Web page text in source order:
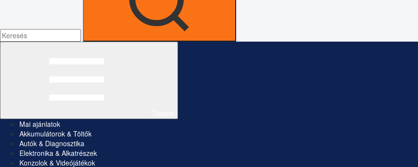
Mai ajánlatok
Akkumulátorok & Töltők
Autók & Diagnosztika
Elektronika & Alkatrészek
Konzolok & Videójátékok